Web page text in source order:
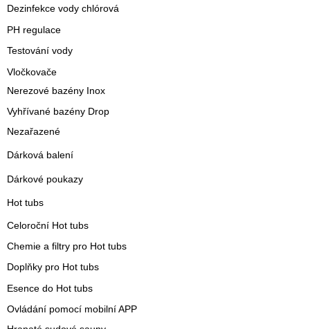
Dezinfekce vody chlórová
PH regulace
Testování vody
Vločkovače
Nerezové bazény Inox
Vyhřívané bazény Drop
Nezařazené
Dárková balení
Dárkové poukazy
Hot tubs
Celoroční Hot tubs
Chemie a filtry pro Hot tubs
Doplňky pro Hot tubs
Esence do Hot tubs
Ovládání pomocí mobilní APP